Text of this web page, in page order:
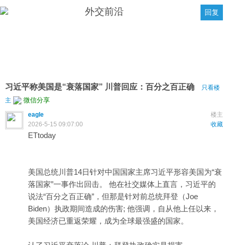
回复
外交前沿
习近平称美国是“衰落国家” 川普回应：百分之百正确
只看楼
主
微信分享
楼主
eagle
收藏
2026-5-15 09:07:00
ETtoday
美国总统川普14日针对中国国家主席习近平形容美国为“衰
落国家”一事作出回击。 他在社交媒体上直言，习近平的
说法“百分之百正确”，但那是针对前总统拜登（Joe
Biden）执政期间造成的伤害; 他强调，自从他上任以来，
美国经济已重返荣耀，成为全球最强盛的国家。